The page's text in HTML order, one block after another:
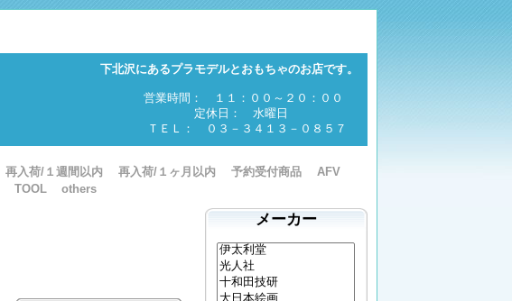
下北沢にあるプラモデルとおもちゃのお店です。
営業時間： １１：００～２０：００
定休日： 水曜日
ＴＥＬ： ０３－３４１３－０８５７
再入荷/１週間以内 再入荷/１ヶ月以内 予約受付商品
AFV
TOOL others
メーカー